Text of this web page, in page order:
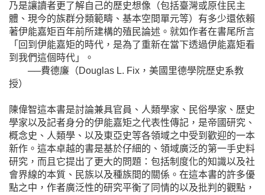
乃是讓讀者更了解自己的歷史想像（包括臺灣或原住民主
體、現今的族群分類範疇、基本空間單元等）有多少還依賴
著伊能嘉矩百年前所建構的殖民論述。就如作者在書尾所言
「回到伊能嘉矩的時代，是為了重新在當下透過伊能嘉矩看
到我們這個時代」。
──費德廉（Douglas L. Fix，美國里德學院歷史系教
授）
陳偉智這本書是討論兼具官員、人類學家、民俗學家、歷史
學家以及記者身分的伊能嘉矩之代表性傳記，是帝國研究、
概念史、人類學、以及東亞史等各領域之中受到歡迎的一本
新作。這本卓越的書是基於仔細的、領域廣泛的第一手史料
研究，而且它提出了更大的問題：包括制度化的知識以及社
會界線的本質、民族以及種族間的關係。在這本書的許多優
點之中，作者廣泛性的研究平衡了同情的以及批判的觀點，